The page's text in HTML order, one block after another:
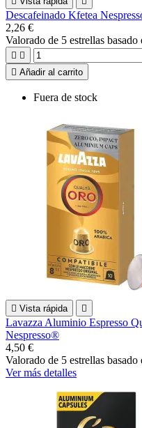
Descafeinado Kfetea
2,26 €
Valorado de 5 estrellas basado
 
 Añadir al carrito
Fuera de stock
 Vista rápida 
Lavazza Aluminio Espresso
Nespresso®
4,50 €
Valorado de 5 estrellas basado
Ver más detalles